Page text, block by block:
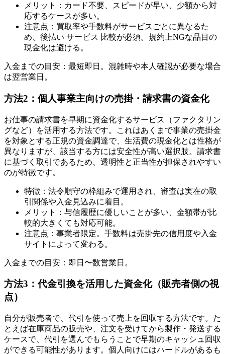
メリット：カード不要、スピードが早い、少額から対
応するケースが多い。
注意点：買取率や手数料がサービスごとに異なるた
め、後払い サービス 比較が必須。規約上NGな品目の
現金化は避ける。
入金までの目安：最短即日。混雑時や本人確認が必要な場合
は翌営業日。
方法2：個人事業主向けの売掛・請求書の資金化
お仕事の請求書を早期に資金化するサービス（ファクタリン
グなど）を活用する方法です。これはあくまで事業の売掛金
を対象とする正規の資金調達で、生活費の現金化とは性格が
異なりますが、該当する方には安全性が高い選択肢。請求書
に基づく取引であるため、透明性と正当性が担保されやすい
のが特徴です。
特徴：法令順守の枠組みで運用され、審査は実在の取
引関係や入金見込みに着目。
メリット：与信履歴に優しいことが多い、金額帯が比
較的大きくても対応可能。
注意点：事業者限定。手数料は売掛先の信用度や入金
サイトによって変わる。
入金までの目安：即日〜数営業日。
方法3：代金引換を活用した資金化（販売者側の視
点）
自分が販売者で、代引を使って売上を回収する方法です。た
とえば在庫商品の販売や、注文を受けてから製作・発送する
ケースで、代引を選んでもらうことで早期のキャッシュ回収
ができる可能性があります。個人向けにはハードルがあるも